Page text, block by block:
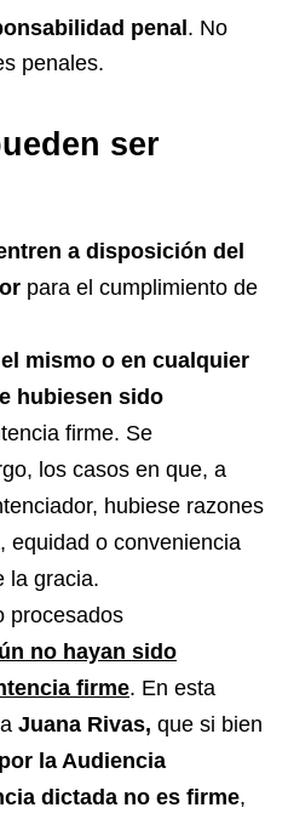
penal. No
penales.
ser
a disposición del
para el cumplimiento de
mismo o en cualquier
hubiesen sido
firme. Se
los casos en que, a
hubiese razones
equidad o conveniencia
la gracia.
procesados
no hayan sido
firme. En esta
Juana Rivas, que si bien
la Audiencia
dictada no es firme,